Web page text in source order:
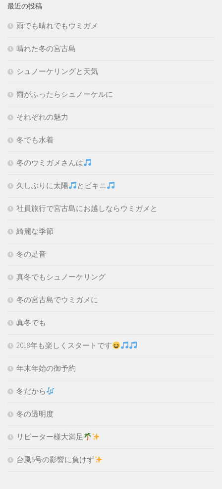
最近の投稿
雨でも晴れでもウミガメ
晴れた冬の宮古島
シュノーケリングと天気
雨がふったらシュノーケルに
それぞれの魅力
冬でも水着
冬のウミガメさんは
久しぶりに太陽 とビキニ
社員旅行で宮古島にお越しならウミガメと
綺麗な季節
冬の足音
真冬でもシュノーケリング
冬の宮古島でウミガメに
真冬でも
2018年も楽しくスタートです
年末年始の御予約
冬だから
冬の透明度
リピーター様大満足
台風5号の影響に負けず